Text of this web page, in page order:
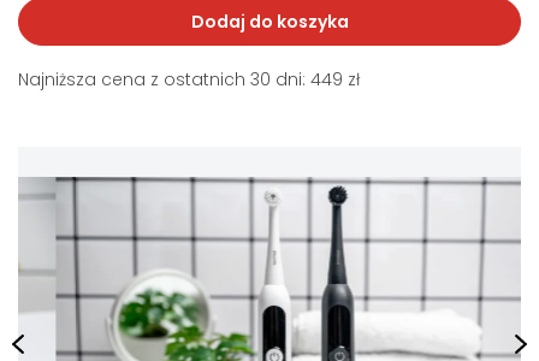
Dodaj do koszyka
Najniższa cena z ostatnich 30 dni: 449 zł